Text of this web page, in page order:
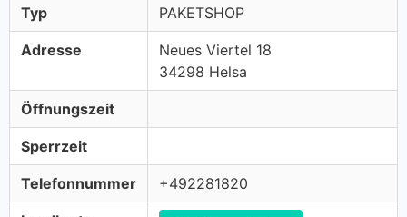
Typ PAKETSHOP
Adresse
Neues Viertel 18
34298 Helsa
Öffnungszeit
Sperrzeit
Telefonnummer +492281820